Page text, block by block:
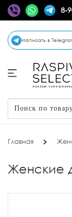
8-
Написать в
Главная
Женские